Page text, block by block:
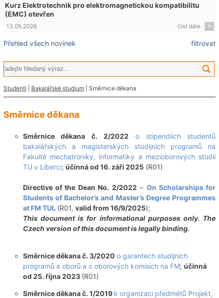
Kurz Elektrotechnik pro elektromagnetickou kompatibilitu
(EMC) otevřen
číst dále
13.05.2026
Přehled všech novinek filtrovat
Studenti Bakalářské studium| Směrnice děkana
Směrnice děkana
Směrnice děkana č. 2/2022
o stipendiích studentů
bakalářských a magisterských studijních programů na
Fakultě mechatroniky, informatiky a mezioborových studií
TU v Liberci; účinná od 16. září 2025(R01)
Directive of the Dean No. 2/2022 – On Scholarships for
Students of Bachelor’s and Master’s Degree Programmes
at FM TUL (R01, valid from 16/9/2025);
This document is for informational purposes only. The
Czech version of this document is legally binding.
Směrnice děkana č. 3/2020 o garantech studijních
programů a oborů a o oborových komisích na FM; účinná
od 25. října 2023 (R01)
Směrnice děkana č. 1/2019 k organizaci předmětů Projekt,